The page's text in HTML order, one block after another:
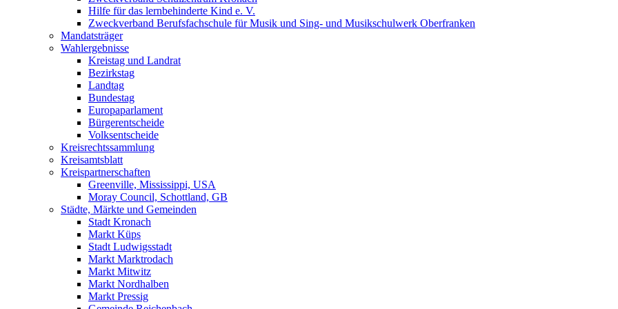
Hilfe für das lernbehinderte Kind e. V.
Zweckverband Berufsfachschule für Musik und Sing- und Musikschulwerk Oberfranken
Mandatsträger
Wahlergebnisse
Kreistag und Landrat
Bezirkstag
Landtag
Bundestag
Europaparlament
Bürgerentscheide
Volksentscheide
Kreisrechtssammlung
Kreisamtsblatt
Kreispartnerschaften
Greenville, Mississippi, USA
Moray Council, Schottland, GB
Städte, Märkte und Gemeinden
Stadt Kronach
Markt Küps
Stadt Ludwigsstadt
Markt Marktrodach
Markt Mitwitz
Markt Nordhalben
Markt Pressig